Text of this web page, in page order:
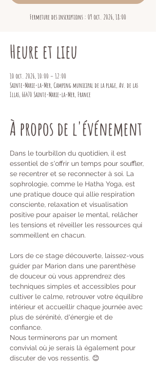
Fermeture des inscriptions : 09 oct. 2026, 18:00
Heure et lieu
10 oct. 2026, 10:00 – 12:00
Sainte-Marie-la-Mer, Camping municipal de la plage, Av. de las
Illas, 66470 Sainte-Marie-la-Mer, France
À propos de l'événement
Dans le tourbillon du quotidien, il est
essentiel de s'offrir un temps pour souffler,
se recentrer et se reconnecter à soi. La
sophrologie, comme le Hatha Yoga, est
une pratique douce qui allie respiration
consciente, relaxation et visualisation
positive pour apaiser le mental, relâcher
les tensions et réveiller les ressources qui
sommeillent en chacun.
Lors de ce stage découverte, laissez-vous
guider par Marion dans une parenthèse
de douceur où vous apprendrez des
techniques simples et accessibles pour
cultiver le calme, retrouver votre équilibre
intérieur et accueillir chaque journée avec
plus de sérénité, d'énergie et de
confiance.
Nous terminerons par un moment
convivial où je serais là également pour
discuter de vos ressentis. 😊